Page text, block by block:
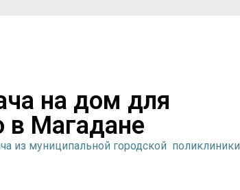
на дом для
в Магадане
из муниципальной городской поликлиники